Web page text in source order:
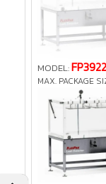
MODEL:
MAX. PACKAGE